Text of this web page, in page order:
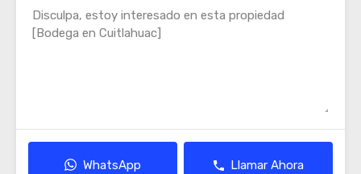
WhatsApp Llamar Ahora